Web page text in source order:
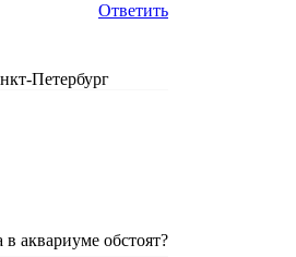
Ответить
Петербург
аквариуме обстоят?